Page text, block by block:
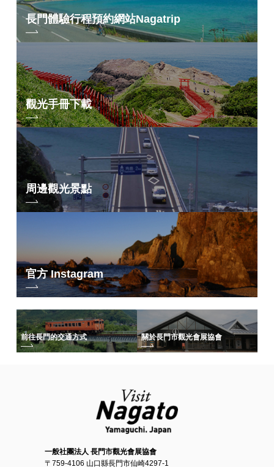
長門體驗行程預約網站Nagatrip
觀光手冊下載
周邊觀光景點
官方 Instagram
前往長門的交通方式 關於長門市觀光會展協會
一般社團法人 長門市觀光會展協會
〒759-4106 山口縣長門市仙崎4297-1